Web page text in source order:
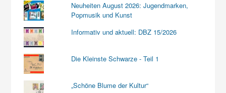
Neuheiten August 2026: Jugendmarken,
Popmusik und Kunst
Informativ und aktuell: DBZ 15/2026
Die Kleinste Schwarze - Teil 1
„Schöne Blume der Kultur“